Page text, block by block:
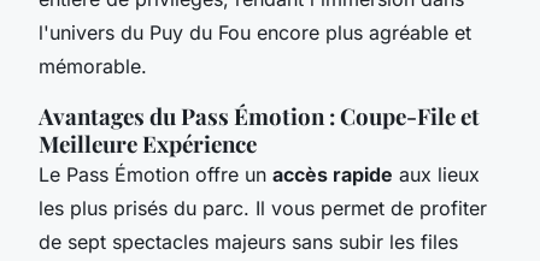
l'univers du Puy du Fou encore plus agréable et
mémorable.
Avantages du Pass Émotion : Coupe-File et
Meilleure Expérience
Le Pass Émotion offre un accès rapide aux lieux
les plus prisés du parc. Il vous permet de profiter
de sept spectacles majeurs sans subir les files